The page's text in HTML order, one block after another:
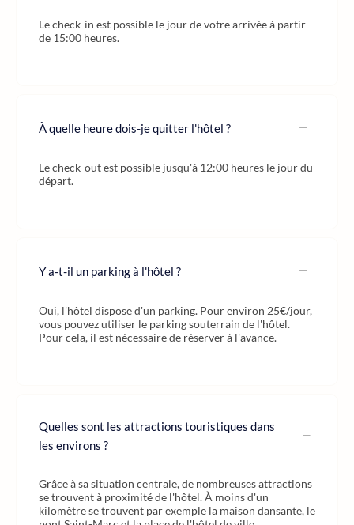
Le check-in est possible le jour de votre arrivée à partir
de 15:00 heures.
À quelle heure dois-je quitter l'hôtel ?
Le check-out est possible jusqu'à 12:00 heures le jour du
départ.
Y a-t-il un parking à l'hôtel ?
Oui, l'hôtel dispose d'un parking. Pour environ 25€/jour,
vous pouvez utiliser le parking souterrain de l'hôtel.
Pour cela, il est nécessaire de réserver à l'avance.
Quelles sont les attractions touristiques dans
les environs ?
Grâce à sa situation centrale, de nombreuses attractions
se trouvent à proximité de l'hôtel. À moins d'un
kilomètre se trouvent par exemple la maison dansante, le